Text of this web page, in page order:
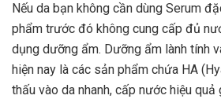
Nếu da bạn không cần dùng Serum
phẩm trước đó không cung cấp đủ
dụng dưỡng ẩm. Dưỡng ẩm lành tính
hiện nay là các sản phẩm chứa HA
thấu vào da nhanh, cấp nước hiệu